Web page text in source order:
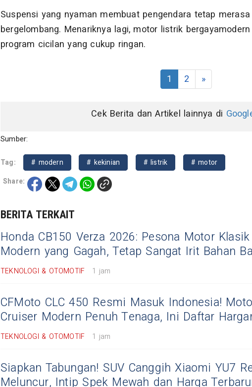
Suspensi yang nyaman membuat pengendara tetap
bergelombang. Menariknya lagi, motor listrik
program cicilan yang cukup ringan.
1 2 »
Cek Berita dan Artikel lainnya di
Sumber:
Tag: # modern # kekinian # listrik
# motor
Share:
BERITA TERKAIT
Honda CB150 Verza 2026: Pesona Motor Klasik
Modern yang Gagah, Tetap Sangat Irit Bahan
TEKNOLOGI & OTOMOTIF 1 jam
CFMoto CLC 450 Resmi Masuk Indonesia!
Cruiser Modern Penuh Tenaga, Ini Daftar
TEKNOLOGI & OTOMOTIF 1 jam
Siapkan Tabungan! SUV Canggih Xiaomi YU7
Meluncur, Intip Spek Mewah dan Harga